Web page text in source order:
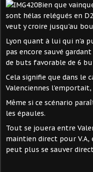
Bien que
sont hélas relégués en
veut y croire jusqu'au
Lyon quant à lui qui n'a
pas encore sauvé
de buts favorable de 6
Cela signifie que dans le
Valenciennes
Même si ce scénario
les épaules.
Tout se jouera entre
maintien direct pour V.A,
peut plus se sauver